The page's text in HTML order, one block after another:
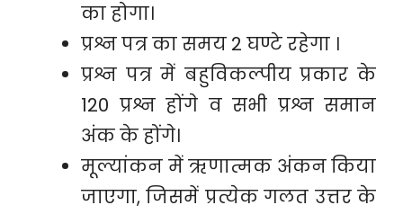
का होगा।
प्रश्न पत्र का समय 2 घण्टे रहेगा ।
प्रश्न पत्र में बहुविकल्पीय प्रकार के
120 प्रश्न होंगे व सभी प्रश्न समान
अंक के होंगे।
मूल्यांकन में ऋणात्मक अंकन किया
जाएगा, जिसमें प्रत्येक गलत उत्तर के